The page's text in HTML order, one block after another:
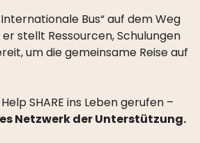
Bus“ auf dem Weg
er stellt Ressourcen, Schulungen
um die gemeinsame Reise auf
SHARE ins Leben gerufen –
Netzwerk der Unterstützung.